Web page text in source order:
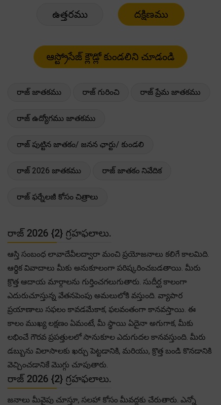
ఉత్తరము దక్షిణము
రాజ్ జాతకము రాజ్ గురించి రాజ్ ప్రేమ జాతకము
రాజ్ ఉద్యోగము జాతకము
రాజ్ పుట్టిన జాతకం/ జనన ఛార్టు/ కుండలి
రాజ్ 2026 జాతకము రాజ్ జాతకం నివేదిక
రాజ్ ఫర్నేలజీ కోసం చిత్రాలు
రాజ్ 2026 {2} గ్రహఫలాలు.
ఆస్తి సంబంధ లావాదేవీలద్వారా మంచి ప్రయోజనాలు కలిగే కాలమిది.
ఆర్థిక వివాదాలు మీకు అనుకూలంగా పరిష్కరించబడతాయి. మీరు
క్రొత్త ఆదాయ మార్గాలను గుర్తించగలుగుతారు. సుదీర్ఘ కాలంగా
ఎదురుచూస్తున్న వేతనపెంపు అమలులోకి వస్తుంది. వ్యాపార
ప్రయాణాలు సఫలం కావడమేకాక, ఫలవంతంగా కానవస్తాయి. ఈ
కాలం ముఖ్య లక్షణం ఏమంటే, మీ స్థాయి ఏదైనా అగుగాక, మీకు
లభించే గౌరవ ప్రపత్తులలో సానుకూల ఎదుగుదల కానవస్తుంది. మీరు
డబ్బును విలాసాలకు ఖర్చు పెట్టడానికి, మరియు, క్రొత్త బండి కొనడానికి
వెచ్చించడానికే మొగ్గు చూపుతారు.
రాజ్ 2026 {2} గ్రహఫలాలు.
జనాలు మీవైపు చూస్తూ, సలహా కోసం మీవద్దకు చేరుతారు. ఎన్నో